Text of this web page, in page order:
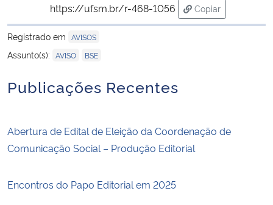
Secretaria de Governo
Advocacia-Geral da União
Planalto
https://ufsm.br/r-468-1056
Copiar
para área de
Registrado em AVISOS
Assunto(s): AVISO BSE
Publicações Recentes
Abertura de Edital de Eleição da Coordenação de
Comunicação Social – Produção Editorial
Encontros do Papo Editorial em 2025